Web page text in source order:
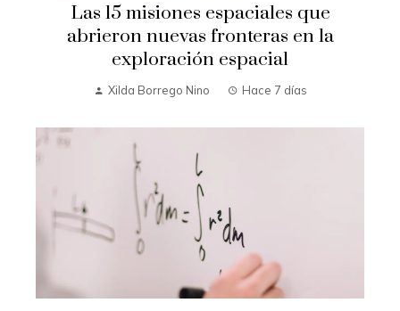
Las 15 misiones espaciales que
abrieron nuevas fronteras en la
exploración espacial
Xilda Borrego Nino Hace 7 días